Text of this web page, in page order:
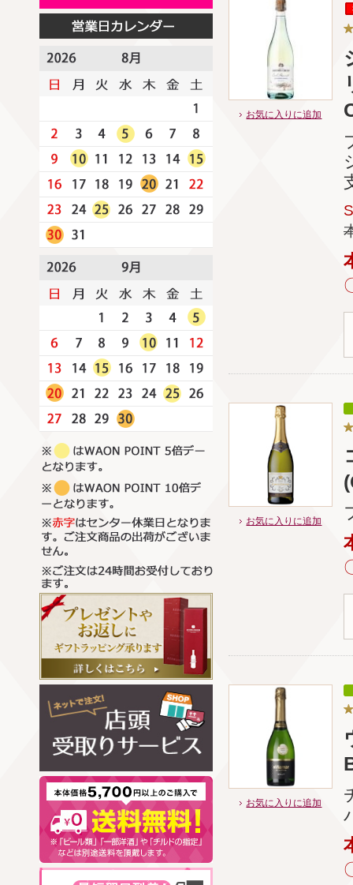
お気に入りに追加
お気に入りに追加
お気に入りに追加